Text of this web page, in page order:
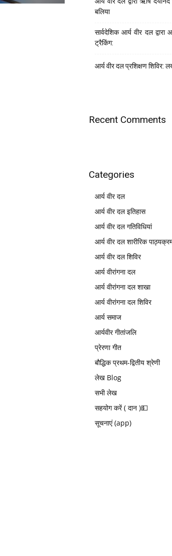
बलिया
सार्वदेशिक आर्य वीर दल द्वारा
ट्रैकिंग:
आर्य वीर दल प्रशिक्षण शिविर:
Recent Comments
Categories
आर्य वीर दल
आर्य वीर दल इतिहास
आर्य वीर दल गतिविधियां
आर्य वीर दल शारीरिक
आर्य वीर दल शिविर
आर्य वीरांगना दल
आर्य वीरांगना दल शाखा
आर्य वीरांगना दल शिविर
आर्य समाज
आर्यवीर गीतांजलि
प्रेरणा गीत
बौद्धिक प्रथम-द्वितीय श्रेणी
लेख Blog
सभी लेख
सहयोग करें ( दान )💵
सूचनाएं (app)